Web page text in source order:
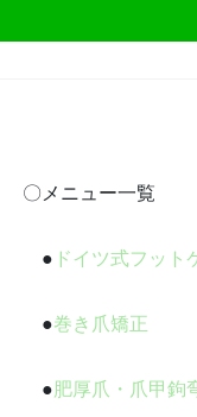
〇メニュー一覧
● ドイツ式フット
●巻き爪矯正
● 肥厚爪・爪甲鉤